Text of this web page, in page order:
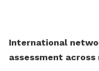
International
assessment